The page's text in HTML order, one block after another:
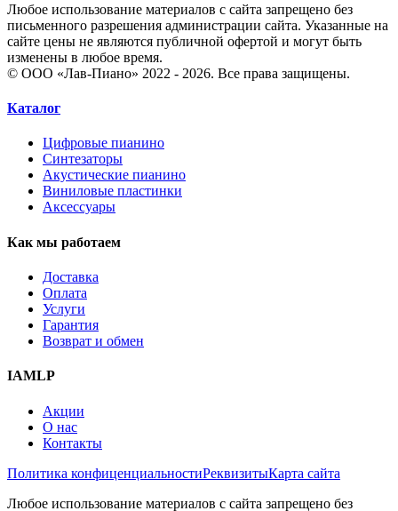
Любое использование материалов с сайта запрещено без
письменного разрешения администрации сайта. Указанные на
сайте цены не являются публичной офертой и могут быть
изменены в любое время.
© ООО «Лав-Пиано» 2022 - 2026. Все права защищены.
Каталог
Цифровые пианино
Синтезаторы
Акустические пианино
Виниловые пластинки
Аксессуары
Как мы работаем
Доставка
Оплата
Услуги
Гарантия
Возврат и обмен
IAMLP
Акции
О нас
Контакты
Политика конфиценциальностиРеквизитыКарта сайта
Любое использование материалов с сайта запрещено без